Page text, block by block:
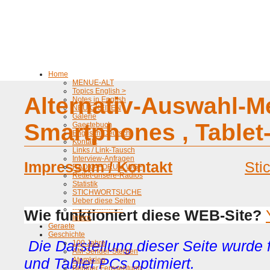
Home
MENUE-ALT
Topics English >
Notes in English
NEUIGKEITEN
Galerie
Gaestebuch
Englisch-Deutsch
Kontakt
Links / Link-Tausch
Interview-Anfragen
RADIO-FORUM WGF
Rettet-unsere-Radios
Statistik
STICHWORTSUCHE
Ueber diese Seiten
---------------------
Intern
Geraete
Geschichte
100 Jahre
AM-Sender-Sterben
Atomkrieg
Berliner Fernsehturm
Alternativ-Auswahl-
Smartphones ,
Impressum / Kontakt
Wie funktioniert diese WEB-Site?
Die Darstellung dieser Seite wurde
und Tablet PCs optimiert.